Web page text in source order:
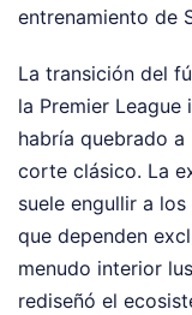
entrenamiento de
La transición del
la Premier League
habría quebrado
corte clásico. La
suele engullir a
que dependen
menudo interior
rediseñó el